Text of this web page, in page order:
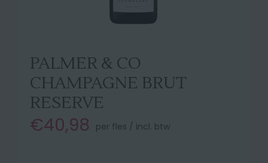
PALMER & CO
CHAMPAGNE BRUT
RESERVE
€40,98 per fles / incl. btw